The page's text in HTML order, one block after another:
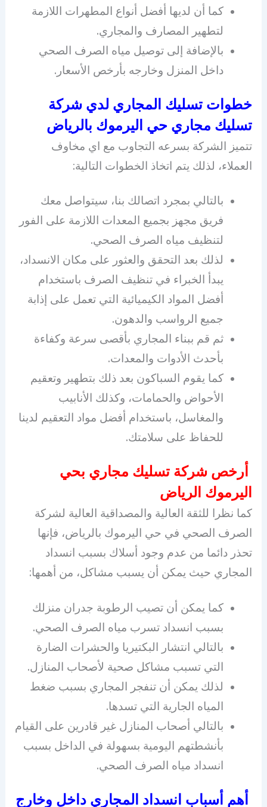
كما أن لديها أفضل أنواع المطهرات اللازمة
لتطهير المصارف والمجاري.
بالإضافة إلى توصيل مياه الصرف الصحي
داخل المنزل وخارجه بأرخص الأسعار.
خطوات تسليك المجاري لدي شركة
تسليك مجاري حي اليرموك بالرياض
تتميز الشركة بسرعه التجاوب مع اي مخاوف
العملاء، لذلك يتم اتخاذ الخطوات التالية:
بالتالي بمجرد اتصالك بنا، سيتواصل معك
فريق مجهز بجميع المعدات اللازمة على الفور
لتنظيف مياه الصرف الصحي.
لذلك بعد التحقق والعثور على مكان الانسداد،
يبدأ الخبراء في تنظيف الصرف باستخدام
أفضل المواد الكيميائية التي تعمل على إذابة
جميع الرواسب والدهون.
ثم قم ببناء المجاري بأقصى سرعة وكفاءة
بأحدث الأدوات والمعدات.
كما يقوم السباكون بعد ذلك بتطهير وتعقيم
الأحواض والحمامات، وكذلك الأنابيب
والمغاسل، باستخدام أفضل مواد التعقيم لدينا
للحفاظ على سلامتك.
أرخص شركة تسليك مجاري بحي
اليرموك الرياض
كما نظرا للثقة العالية والمصداقية العالية لشركة
الصرف الصحي في حي اليرموك بالرياض، فإنها
تحذر دائما من عدم وجود أسلاك بسبب انسداد
المجاري حيث يمكن أن يسبب مشاكل، من أهمها:
كما يمكن أن تصيب الرطوبة جدران منزلك
بسبب انسداد تسرب مياه الصرف الصحي.
بالتالي انتشار البكتيريا والحشرات الضارة
التي تسبب مشاكل صحية لأصحاب المنازل.
لذلك يمكن أن تنفجر المجاري بسبب ضغط
المياه الجارية التي تسدها.
بالتالي أصحاب المنازل غير قادرين على القيام
بأنشطتهم اليومية بسهولة في الداخل بسبب
انسداد مياه الصرف الصحي.
أهم أسباب انسداد المجاري داخل وخارج